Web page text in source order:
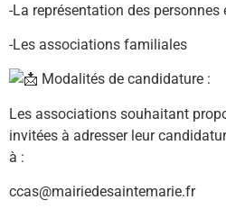
-La représentation des
-Les associations familiales
Modalités de candidature :
Les associations souhaitant
invitées à adresser leur
à :
ccas@mairiedesaintemarie.fr